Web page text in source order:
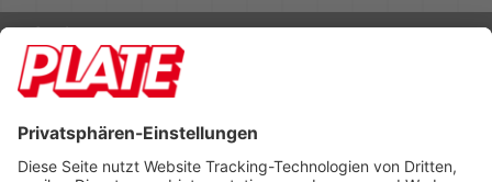
Rufen Sie uns an 04298 401-0
Lieferbedingungen Impressum
Footer anzeigen